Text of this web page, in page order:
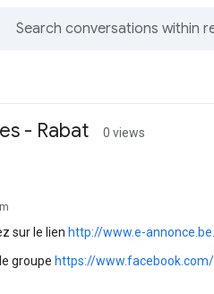
- Rabat 0 views
sur le lien http://www.e-
groupe https://